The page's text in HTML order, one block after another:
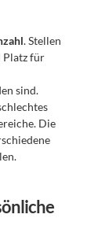
. Stellen
Platz für
sind.